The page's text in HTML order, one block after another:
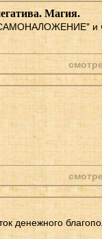
Магия.
"САМОНАЛОЖЕНИЕ" и
денежного